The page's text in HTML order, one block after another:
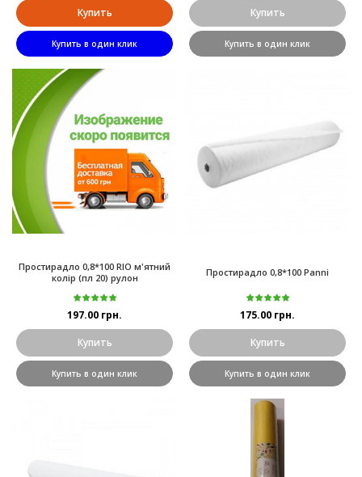
Купить
Купить в один клик
Купить
Купить в один клик
Простирадло 0,8*100 RIO м'ятний
колір (пл 20) рулон
197.00 грн.
Купить
Купить в один клик
Простирадло 0,8*100 Panni
175.00 грн.
Купить
Купить в один клик